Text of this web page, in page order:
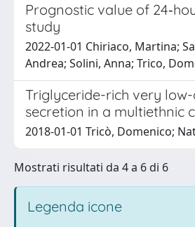
Prognostic value of
study
2022-01-01 Chiriaco, Martina;
Andrea; Solini, Anna; Trico,
Triglyceride-rich very
secretion in a multiethnic
2018-01-01 Tricò, Domenico;
Mostrati risultati da 4 a 6 di 6
Legenda icone